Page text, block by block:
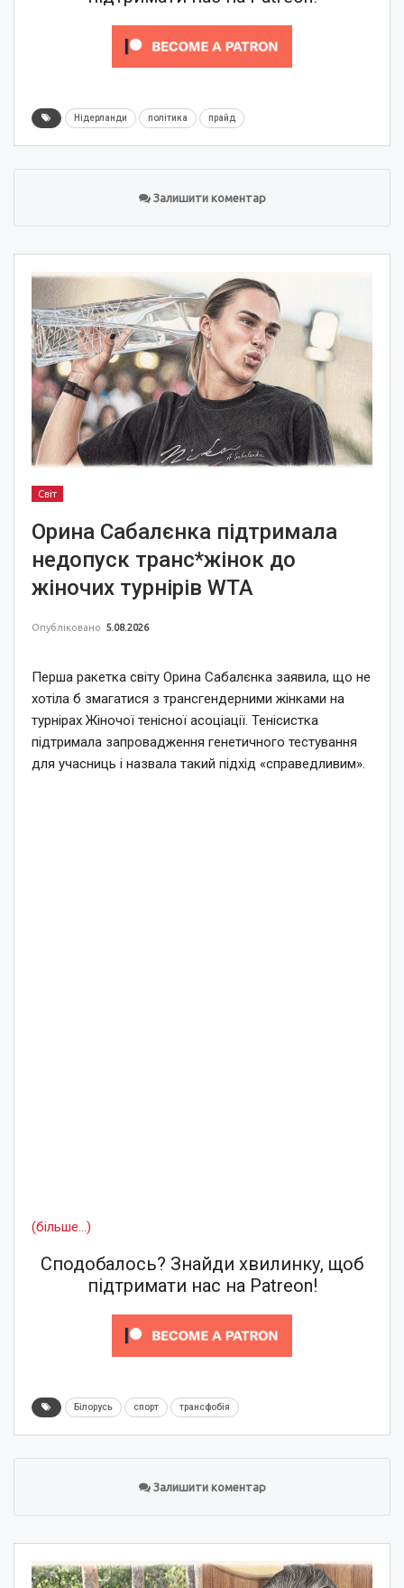
Нідерланди політика прайд
Залишити коментар
Світ
Орина Сабалєнка підтримала
недопуск транс*жінок до
жіночих турнірів WTA
Опубліковано 5.08.2026
Перша ракетка світу Орина Сабалєнка заявила, що не
хотіла б змагатися з трансгендерними жінками на
турнірах Жіночої тенісної асоціації. Тенісистка
підтримала запровадження генетичного тестування
для учасниць і назвала такий підхід «справедливим».
(більше…)
Сподобалось? Знайди хвилинку, щоб
підтримати нас на Patreon!
Білорусь спорт трансфобія
Залишити коментар